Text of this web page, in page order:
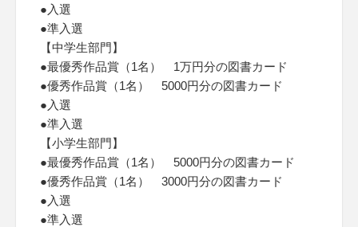
●入選
●準入選
【中学生部門】
●最優秀作品賞（1名） 1万円分の図書カード
●優秀作品賞（1名） 5000円分の図書カード
●入選
●準入選
【小学生部門】
●最優秀作品賞（1名） 5000円分の図書カード
●優秀作品賞（1名） 3000円分の図書カード
●入選
●準入選